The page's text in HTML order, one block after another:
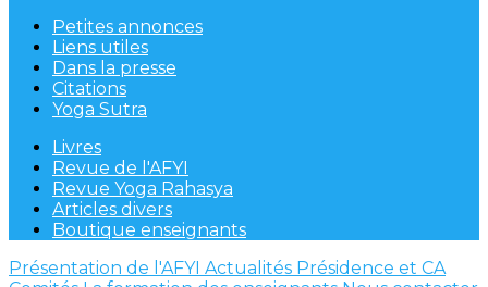
Petites annonces
Liens utiles
Dans la presse
Citations
Yoga Sutra
Livres
Revue de l'AFYI
Revue Yoga Rahasya
Articles divers
Boutique enseignants
Présentation de l'AFYI Actualités Présidence et CA